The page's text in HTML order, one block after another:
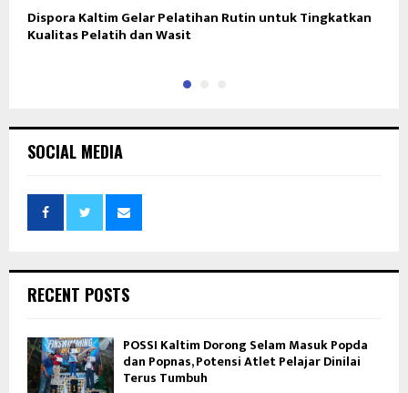
Dispora Kaltim Gelar Pelatihan Rutin untuk Tingkatkan
Kualitas Pelatih dan Wasit
SOCIAL MEDIA
RECENT POSTS
POSSI Kaltim Dorong Selam Masuk Popda
dan Popnas, Potensi Atlet Pelajar Dinilai
Terus Tumbuh